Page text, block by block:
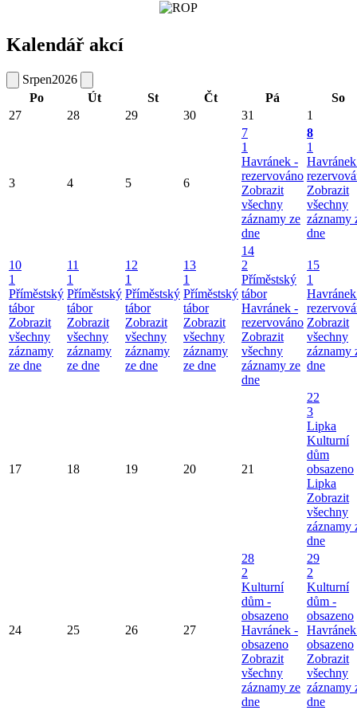
Kalendář akcí
Srpen2026
Po
Út St Čt Pá
So
27
28 29 30 31 1
3 4 5 6
7
1
Havránek -
rezervováno
Zobrazit
všechny
záznamy ze
dne
8
1
Zobrazit
všechny
záznamy
dne
10
1
Příměstský
tábor
Zobrazit
všechny
záznamy
ze dne
11
1
Příměstský
tábor
Zobrazit
všechny
záznamy
ze dne
12
1
Příměstský
tábor
Zobrazit
všechny
záznamy
ze dne
13
1
Příměstský
tábor
Zobrazit
všechny
záznamy
ze dne
14
2
Příměstský
tábor
Havránek -
rezervováno
Zobrazit
všechny
záznamy ze
dne
15
1
Zobrazit
všechny
záznamy
dne
17 18 19 20 21
22
3
Lipka
Kulturní
dům
obsazeno
Lipka
Zobrazit
všechny
záznamy
dne
24 25 26 27
28
2
Kulturní
dům -
obsazeno
Havránek -
obsazeno
Zobrazit
všechny
záznamy ze
dne
29
2
Kulturní
dům -
obsazeno
obsazeno
Zobrazit
všechny
záznamy
dne